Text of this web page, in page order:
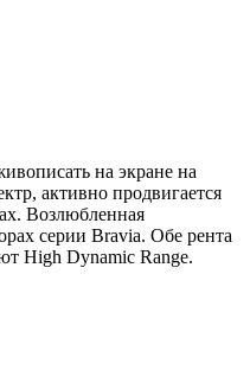
на экране на
активно продвигается
Возлюбленная
серии Bravia. Обе рента
High Dynamic Range.